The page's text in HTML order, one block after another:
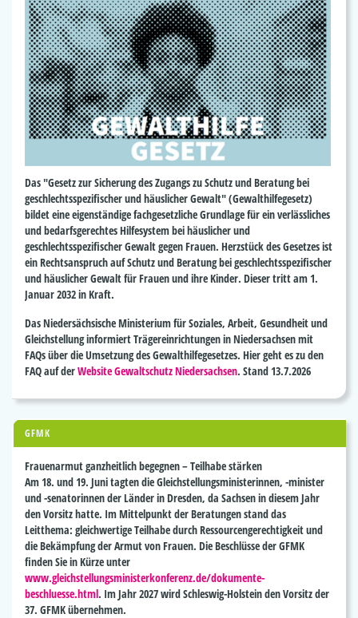
Das "Gesetz zur Sicherung des Zugangs zu Schutz und Beratung bei
geschlechtsspezifischer und häuslicher Gewalt" (Gewalthilfegesetz)
bildet eine eigenständige fachgesetzliche Grundlage für ein verlässliches
und bedarfsgerechtes Hilfesystem bei häuslicher und
geschlechtsspezifischer Gewalt gegen Frauen. Herzstück des Gesetzes ist
ein Rechtsanspruch auf Schutz und Beratung bei geschlechtsspezifischer
und häuslicher Gewalt für Frauen und ihre Kinder. Dieser tritt am 1.
Januar 2032 in Kraft.
Das Niedersächsische Ministerium für Soziales, Arbeit, Gesundheit und
Gleichstellung informiert Trägereinrichtungen in Niedersachsen mit
FAQs über die Umsetzung des Gewalthilfegesetzes. Hier geht es zu den
FAQ auf derWebsite Gewaltschutz Niedersachsen. Stand 13.7.2026
GFMK
Frauenarmut ganzheitlich begegnen – Teilhabe stärken
Am 18. und 19. Juni tagten die Gleichstellungsministerinnen, -minister
und -senatorinnen der Länder in Dresden, da Sachsen in diesem Jahr
den Vorsitz hatte. Im Mittelpunkt der Beratungen stand das
Leitthema: gleichwertige Teilhabe durch Ressourcengerechtigkeit und
die Bekämpfung der Armut von Frauen. Die Beschlüsse der GFMK
finden Sie in Kürze unter
www.gleichstellungsministerkonferenz.de/dokumente-
beschluesse.html. Im Jahr 2027 wird Schleswig-Holstein den Vorsitz der
37. GFMK übernehmen.